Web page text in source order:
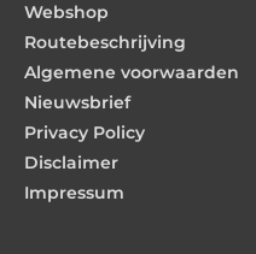
Webshop
Routebeschrijving
Algemene voorwaarden
Nieuwsbrief
Privacy Policy
Disclaimer
Impressum